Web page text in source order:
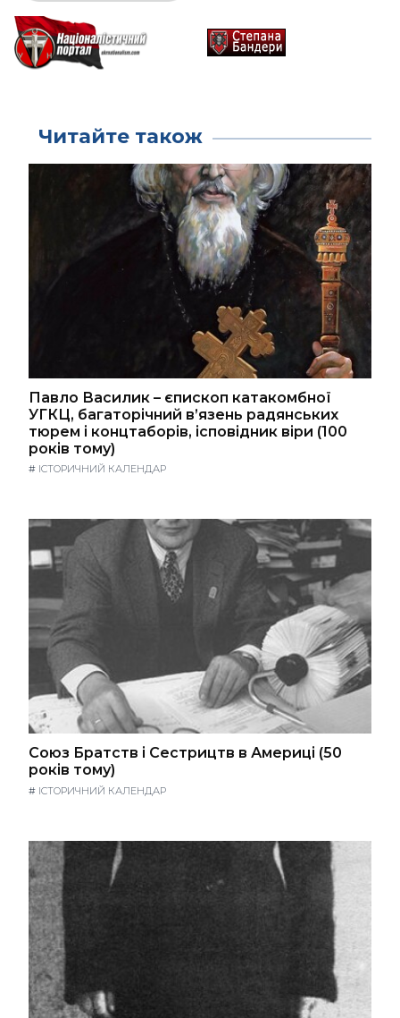
Читайте також
Павло Василик – єпископ катакомбної
УГКЦ, багаторічний в’язень радянських
тюрем і концтаборів, ісповідник віри (100
років тому)
# ІСТОРИЧНИЙ КАЛЕНДАР
Союз Братств і Сестрицтв в Америці (50
років тому)
# ІСТОРИЧНИЙ КАЛЕНДАР